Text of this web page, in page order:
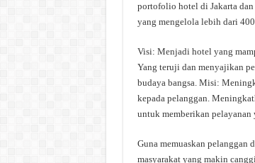
portofolio hotel di Jakarta dan
yang mengelola lebih dari
Visi: Menjadi hotel yang
Yang teruji dan menyajikan
budaya bangsa. Misi:
kepada pelanggan.
untuk memberikan pelayanan
Guna memuaskan pelanggan
masyarakat yang makin